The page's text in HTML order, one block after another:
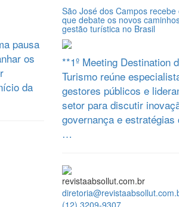
pausa
os
da
São José dos Campos recebe
que debate os novos
gestão turística no Brasil
**1º Meeting Destination
Turismo reúne
gestores públicos e
setor para discutir
governança e estratégias
…
revistaabsollut.com.br
(12) 3209-9307